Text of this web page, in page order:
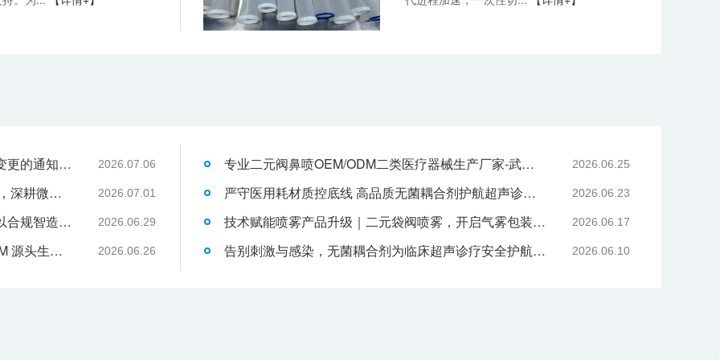
关于消毒型医用超声耦合剂外包装装箱方式变更的通知-武汉耦合医学 2026.07.06
武汉耦合医学：聚焦一次性切口保护套OEM，深耕微创耗材定制代工领域 2026.07.01
液体伤口敷料代工行业升级，武汉耦合医学以合规智造赋能品牌发展 2026.06.29
武汉耦合医学｜专业二类妇科凝胶 OEM/ODM 源头生产厂家 2026.06.26
专业二元阀鼻喷OEM/ODM二类医疗器械生产厂家-武汉耦合医学 2026.06.25
严守医用耗材质控底线 高品质无菌耦合剂护航超声诊疗院感安全-武汉耦合医学 2026.06.23
技术赋能喷雾产品升级｜二元袋阀喷雾，开启气雾包装新工艺时代 2026.06.17
告别刺激与感染，无菌耦合剂为临床超声诊疗安全护航-武汉耦合医学 2026.06.10